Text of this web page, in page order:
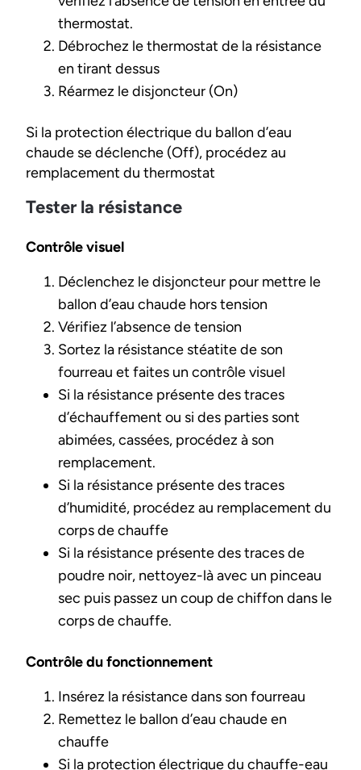
thermostat.
Débrochez le thermostat de la résistance
en tirant dessus
Réarmez le disjoncteur (On)
Si la protection électrique du ballon d’eau
chaude se déclenche (Off), procédez au
remplacement du thermostat
Tester la résistance
Contrôle visuel
Déclenchez le disjoncteur pour mettre le
ballon d’eau chaude hors tension
Vérifiez l’absence de tension
Sortez la résistance stéatite de son
fourreau et faites un contrôle visuel
Si la résistance présente des traces
d’échauffement ou si des parties sont
abimées, cassées, procédez à son
remplacement.
Si la résistance présente des traces
d’humidité, procédez au remplacement du
corps de chauffe
Si la résistance présente des traces de
poudre noir, nettoyez-là avec un pinceau
sec puis passez un coup de chiffon dans le
corps de chauffe.
Contrôle du fonctionnement
Insérez la résistance dans son fourreau
Remettez le ballon d’eau chaude en
chauffe
Si la protection électrique du chauffe-eau